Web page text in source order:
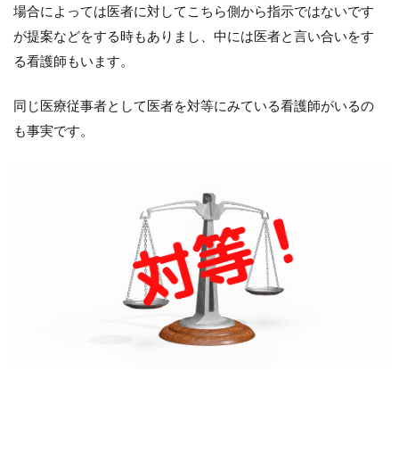
場合によっては医者に対してこちら側から指示ではないです
が提案などをする時もありまし、中には医者と言い合いをす
る看護師もいます。
同じ医療従事者として医者を対等にみている看護師がいるの
も事実です。